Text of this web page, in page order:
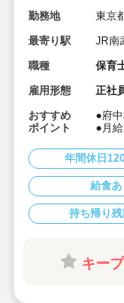
勤務地
東京
最寄り駅
JR南
職種
保育
雇用形態
正社
おすすめ
ポイント
●府
●月
●年
やす
●持
でオ
●「
育て
年間休日
給食あ
持ち帰り
キー